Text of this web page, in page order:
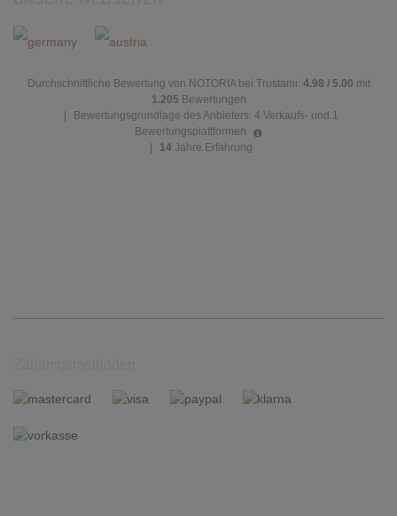
Durchschnittliche Bewertung von NOTORIA bei Trustami: 4.98 / 5.00 mit
1.205 Bewertungen
Bewertungsgrundlage des Anbieters: 4 Verkaufs- und 1
Bewertungsplattformen
14 Jahre Erfahrung